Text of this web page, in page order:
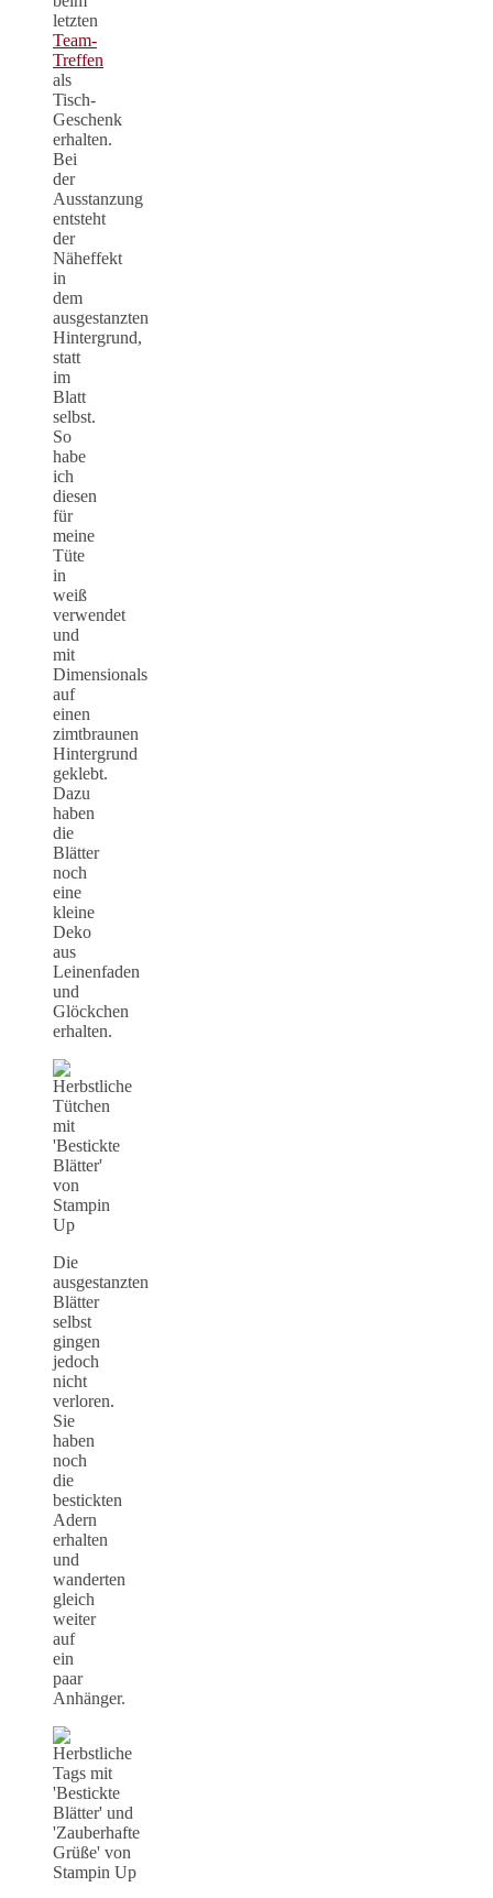
letzten
Team-
Treffen
als
Tisch-
Geschenk
erhalten.
Bei
der
Ausstanzung
entsteht
der
Näheffekt
in
dem
ausgestanzten
Hintergrund,
statt
im
Blatt
selbst.
So
habe
ich
diesen
für
meine
Tüte
in
weiß
verwendet
und
mit
Dimensionals
auf
einen
zimtbraunen
Hintergrund
geklebt.
Dazu
haben
die
Blätter
noch
eine
kleine
Deko
aus
Leinenfaden
und
Glöckchen
erhalten.
Die
ausgestanzten
Blätter
selbst
gingen
jedoch
nicht
verloren.
Sie
haben
noch
die
bestickten
Adern
erhalten
und
wanderten
gleich
weiter
auf
ein
paar
Anhänger.